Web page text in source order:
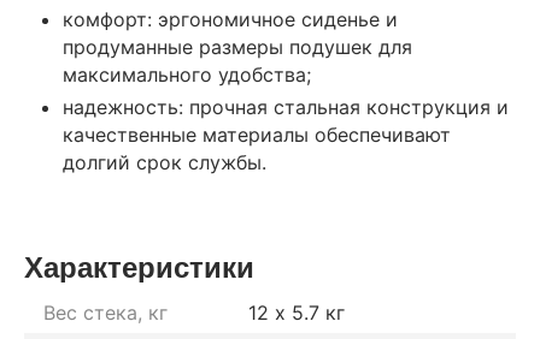
комфорт: эргономичное сиденье и
продуманные размеры подушек для
максимального удобства;
надежность: прочная стальная конструкция и
качественные материалы обеспечивают
долгий срок службы.
Характеристики
Вес стека, кг
12 х 5.7 кг